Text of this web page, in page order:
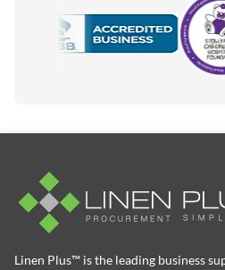
Linen Plus™ is the leading business